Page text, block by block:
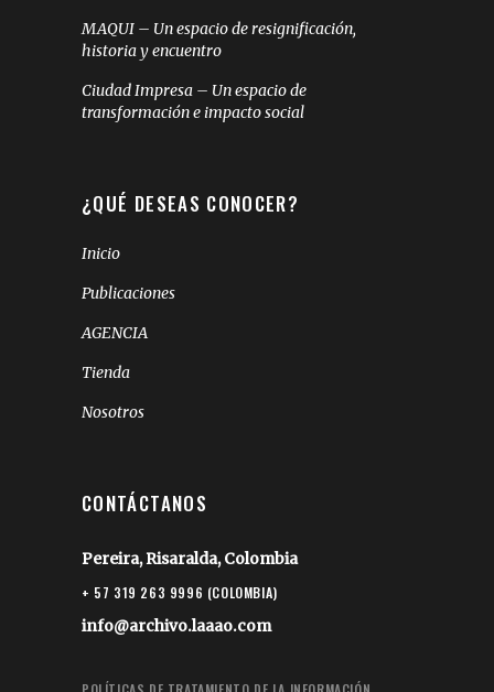
MAQUI – Un espacio de resignificación,
historia y encuentro
Ciudad Impresa – Un espacio de
transformación e impacto social
¿QUÉ DESEAS CONOCER?
Inicio
Publicaciones
AGENCIA
Tienda
Nosotros
CONTÁCTANOS
Pereira, Risaralda, Colombia
+ 57 319 263 9996 (COLOMBIA)
info@archivo.laaao.com